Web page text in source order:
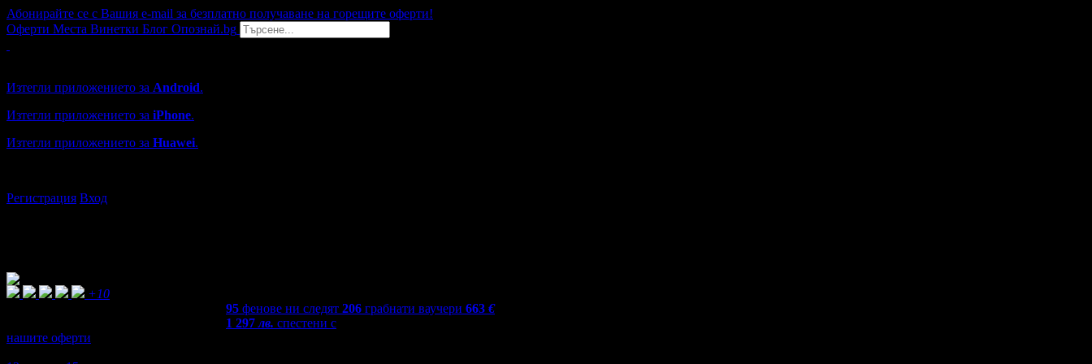
Абонирайте се с Вашия e-mail за безплатно получаване на горещите оферти!
Оферти Места Винетки Блог Опознай.bg
Изтегли приложението за Android.
Изтегли приложението за iPhone.
Изтегли приложението за Huawei.
Регистрация Вход
+10
95 фенове ни следят 206 грабнати ваучери 663 €
1 297лв. спестени с
нашите оферти